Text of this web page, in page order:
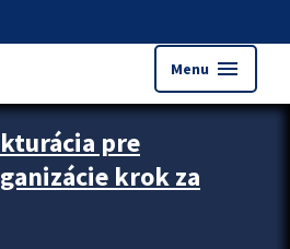
Menu menu
pre
krok za